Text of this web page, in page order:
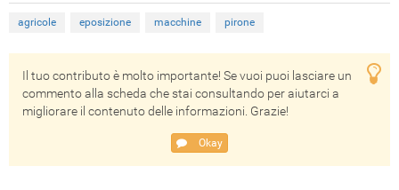
agricole eposizione macchine pirone
Il tuo contributo è molto importante! Se vuoi puoi lasciare un
commento alla scheda che stai consultando per aiutarci a
migliorare il contenuto delle informazioni. Grazie!
Okay